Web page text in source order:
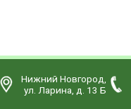
Нижний Новгород,
ул. Ларина, д. 13 Б